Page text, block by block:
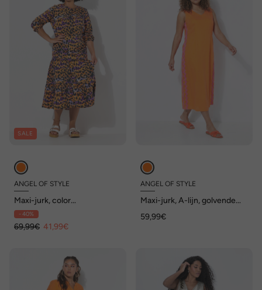
SALE
ANGEL OF STYLE
Maxi-jurk, color
luipaardpatroon, volants
- 40%
69,99€ 41,99€
ANGEL OF STYLE
Maxi-jurk, A-lijn, golvende
zoomsplitten
59,99€